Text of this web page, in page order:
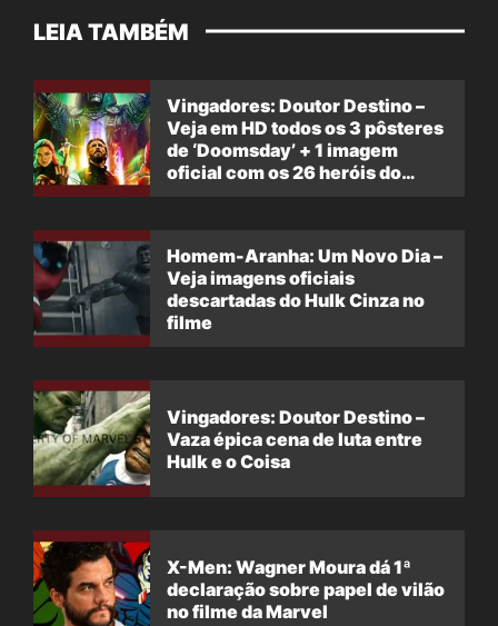
LEIA TAMBÉM
Vingadores: Doutor Destino –
Veja em HD todos os 3 pôsteres
de ‘Doomsday’ + 1 imagem
oficial com os 26 heróis do
Homem-Aranha: Um Novo Dia –
Veja imagens oficiais
descartadas do Hulk Cinza no
filme
Vingadores: Doutor Destino –
Vaza épica cena de luta entre
Hulk e o Coisa
X-Men: Wagner Moura dá 1ª
declaração sobre papel de vilão
no filme da Marvel